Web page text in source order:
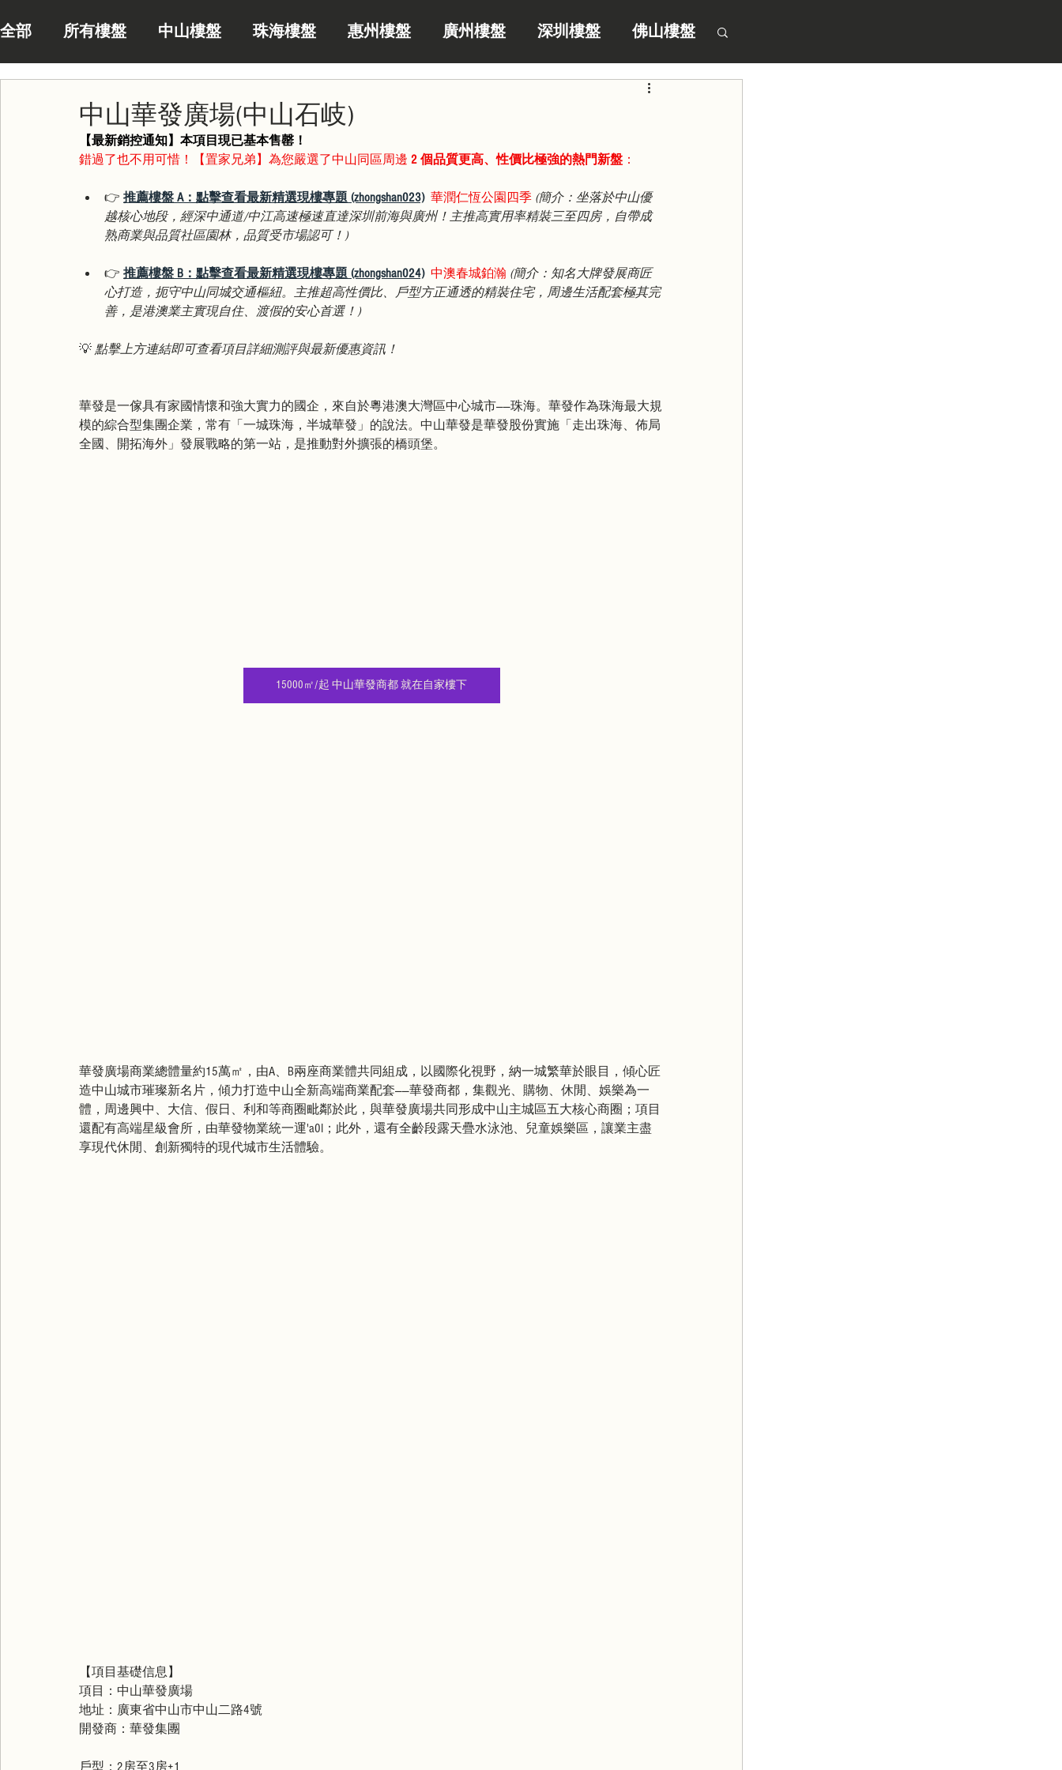
全部 所有樓盤 中山樓盤 珠海樓盤 惠州樓盤 廣州樓盤 深圳樓盤 佛山樓盤
中山華發廣場(中山石岐)
【最新銷控通知】本項目現已基本售罄！
錯過了也不用可惜！【置家兄弟】為您嚴選了中山同區周邊 2 個品質更高、性價比極強的熱門新盤 ：
👉 推薦樓盤 A：點擊查看最新精選現樓專題 (zhongshan023) 華潤仁恆公園四季 (簡介：坐落於中山優
越核心地段，經深中通道/中江高速極速直達深圳前海與廣州！主推高實用率精裝三至四房，自帶成
熟商業與品質社區園林，品質受市場認可！)
👉 推薦樓盤 B：點擊查看最新精選現樓專題 (zhongshan024) 中澳春城鉑瀚 (簡介：知名大牌發展商匠
心打造，扼守中山同城交通樞紐。主推超高性價比、戶型方正通透的精裝住宅，周邊生活配套極其完
善，是港澳業主實現自住、渡假的安心首選！)
💡 點擊上方連結即可查看項目詳細測評與最新優惠資訊！
華發是一傢具有家國情懷和強大實力的國企，來自於粵港澳大灣區中心城市——珠海。華發作為珠海最大規
模的綜合型集團企業，常有「一城珠海，半城華發」的說法。中山華發是華發股份實施「走出珠海、佈局
全國、開拓海外」發展戰略的第一站，是推動對外擴張的橋頭堡。
15000㎡/起 中山華發商都 就在自家樓下
華發廣場商業總體量約15萬㎡，由A、B兩座商業體共同組成，以國際化視野，納一城繁華於眼目，傾心匠
造中山城市璀璨新名片，傾力打造中山全新高端商業配套——華發商都，集觀光、購物、休閒、娛樂為一
體，周邊興中、大信、假日、利和等商圈毗鄰於此，與華發廣場共同形成中山主城區五大核心商圈；項目
還配有高端星級會所，由華發物業統一運'a0I；此外，還有全齡段露天疊水泳池、兒童娛樂區，讓業主盡
享現代休閒、創新獨特的現代城市生活體驗。
【項目基礎信息】
項目：中山華發廣場
地址：廣東省中山市中山二路4號
開發商：華發集團
戶型：2房至3房+1